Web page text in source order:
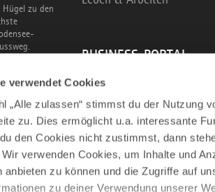
verwendet Cookies
„Alle zulassen“ stimmst du der Nutzung
zu. Dies ermöglicht u.a. interessante
den Cookies nicht zustimmst, dann
verwenden Cookies, um Inhalte und
anbieten zu können und die Zugriffe auf
zu deiner Verwendung unserer
zu den
sorglos
Bus
hier findest
BUSINESS-PORTAL
Wirtschaftsstandort
Tourismus im Allgäu
Business Service:
Innovation und Gründung